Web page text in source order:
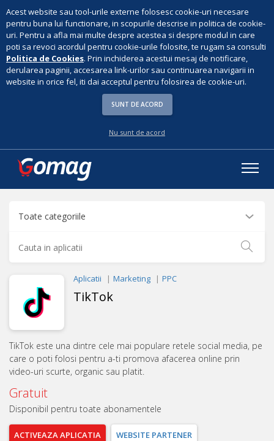
Acest website sau tool-urile externe folosesc cookie-uri necesare
pentru buna lui functionare, in scopurile descrise in politica de cookie-
uri. Pentru a afla mai multe despre acestea si despre modul in care
poti sa revoci acordul pentru cookie-urile folosite, te rugam sa consulti
Politica de Cookies. Prin inchiderea acestui mesaj de notificare,
derularea paginii, accesarea link-urilor sau continuarea navigarii in
website in orice fel, iti dai acceptul pentru folosirea de cookie-uri.
SUNT DE ACORD
Nu sunt de acord
Aplicatii Marketing PPC
TikTok
TikTok este una dintre cele mai populare retele social media, pe
care o poti folosi pentru a-ti promova afacerea online prin
video-uri scurte, organic sau platit.
Gratuit
Disponibil pentru toate abonamentele
ACTIVEAZAAPLICATIA WEBSITE PARTENER